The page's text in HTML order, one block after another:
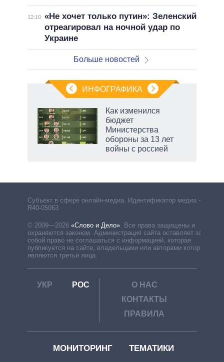
12:10 «Не хочет только путин»: Зеленский
отреагировал на ночной удар по
Украине
Больше новостей
ИНФОГРАФИКА
Как изменился
бюджет
Министерства
обороны за 13 лет
войны с россией
Субъект в сфере онлайн-медиа. Идентификатор медиа –
R40-05063
© 2009—2026 «Слово и Дело» Все права защищены и
охраняются законом. Администрация сайта оставляет за
собой право не соглашаться с информацией, которая
публикуется на сайте, владельцами или авторами которой
являются третьи лица.
УКР РОС
О НАС
КОНТАКТЫ
ПРАВИЛА
МОНИТОРИНГ ТЕМАТИКИ